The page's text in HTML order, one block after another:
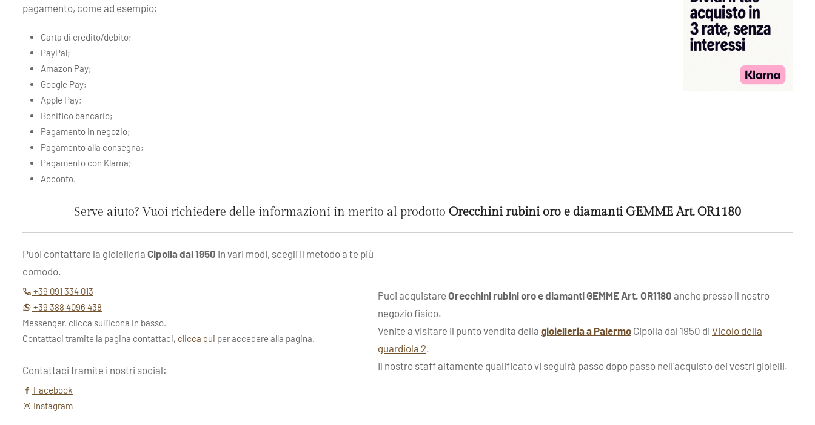
pagamento, come ad esempio:
Carta di credito/debito;
PayPal;
Amazon Pay;
Google Pay;
Apple Pay;
Bonifico bancario;
Pagamento in negozio;
Pagamento alla consegna;
Pagamento con Klarna;
Acconto.
Serve aiuto? Vuoi richiedere delle informazioni in merito al prodotto Orecchini rubini oro e diamanti GEMME Art. OR1180
Puoi contattare la gioielleria Cipolla dal 1950 in vari modi, scegli il metodo a te più
comodo.
+39 091 334 013
+39 388 4096 438
Messenger, clicca sull'icona in basso.
Contattaci tramite la pagina contattaci, clicca qui per accedere alla pagina.
Contattaci tramite i nostri social:
Facebook
Instagram
Puoi acquistareOrecchini rubini oro e diamanti GEMME Art. OR1180 anche presso il nostro
negozio fisico.
Venite a visitare il punto vendita dellagioielleria a Palermo Cipolla dal 1950 diVicolo della
guardiola 2.
Il nostro staff altamente qualificato vi seguirà passo dopo passo nell'acquisto dei vostri gioielli.